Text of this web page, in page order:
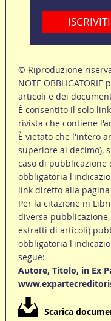
© Riproduzione
NOTE
articoli e dei
È consentito il solo
rivista che contiene
È vietato che l'intero
superiore al decimo),
caso di
obbligatoria
link diretto alla
Per la citazione in
diversa
estratti di articoli)
obbligatoria
segue:
Autore, Titolo, in Ex
Scarica